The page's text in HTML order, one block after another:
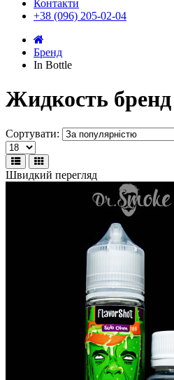
Контакти
+38 (096) 205-02-04
Бренд
In Bottle
Жидкость
Сортувати:
Швидкий перегляд